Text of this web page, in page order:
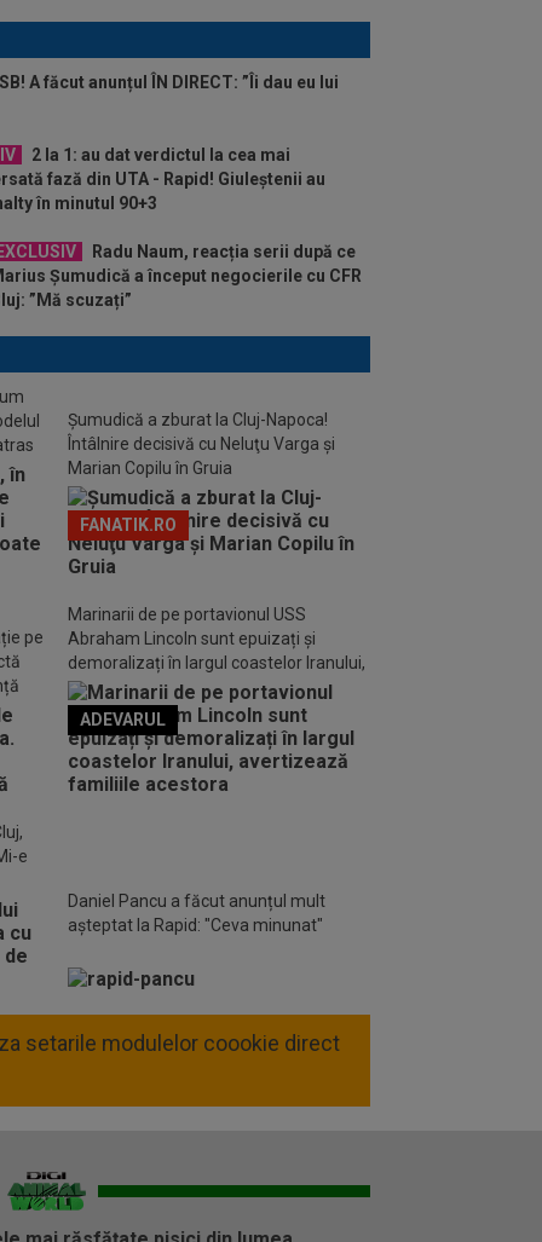
A făcut anunțul ÎN DIRECT: ”Îi dau eu lui
2 la 1: au dat verdictul la cea mai
fază din UTA - Rapid! Giuleștenii au
în minutul 90+3
EXCLUSIV
Radu Naum, reacția serii după ce
Șumudică a început negocierile cu CFR
”Mă scuzați”
Șumudică a zburat la Cluj-Napoca!
Întâlnire decisivă cu Neluţu Varga şi
Marian Copilu în Gruia
FANATIK.RO
pe
Marinarii de pe portavionul USS
Abraham Lincoln sunt epuizați și
demoralizați în largul coastelor Iranului,
avertizează familiile acestora
ADEVARUL
e
Daniel Pancu a făcut anunțul mult
așteptat la Rapid: "Ceva minunat"
setarile modulelor coookie direct